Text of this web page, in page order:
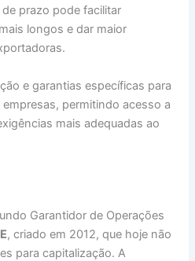
prazo pode facilitar
longos e dar maior
e garantias específicas para
permitindo acesso a
mais adequadas ao
Garantidor de Operações
, criado em 2012, que hoje não
para capitalização. A